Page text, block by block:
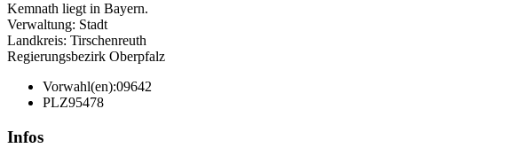
Kemnath liegt in Bayern.
Verwaltung: Stadt
Landkreis: Tirschenreuth
Regierungsbezirk Oberpfalz
Vorwahl(en):09642
PLZ95478
Infos